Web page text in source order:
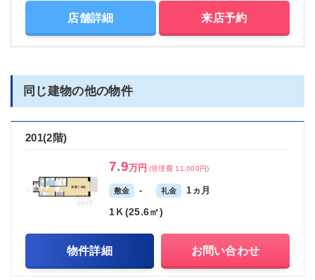
店舗詳細 来店予約
同じ建物の他の物件
201(2階)
7.9万円 (管理費 11,000円)
敷金 - 礼金 1ヵ月
1Ｋ(25.6㎡)
物件詳細 お問い合わせ